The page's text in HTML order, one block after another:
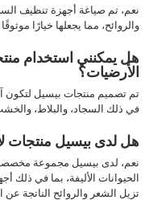
نعم، تم صياغة أجهزة تنظيف
والروائح، مما يجعلها خيارًا
هل يمكنني استخدام
الأرضيات؟
تم تصميم منتجات بيسيل لتكون
في ذلك السجاد، والبلاط،
هل لدى بيسيل منتجات
نعم، لدى بيسيل مجموعة
الحيوانات الأليفة، بما في ذلك
تزيل الشعر والروائح الناتجة عن